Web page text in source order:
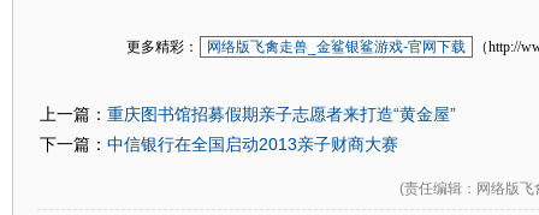
更多精彩： 网络版飞禽走兽_金鲨银鲨游戏-官网下载 （http://
上一篇： 重庆图书馆招募假期亲子志愿者来打造“黄金屋”
下一篇： 中信银行在全国启动2013亲子财商大赛
(责任编辑 ：网络版